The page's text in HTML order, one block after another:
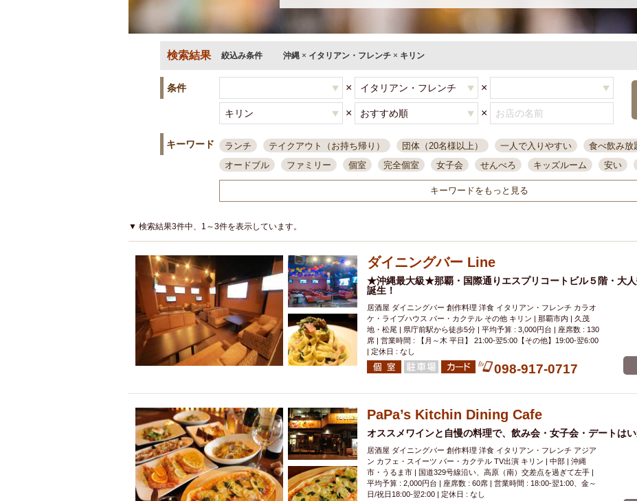
検索結果 絞込み条件 沖縄 × イタリアン・フレンチ × キリン
条件 × ×
× ×
キーワード ランチ テイクアウト（お持ち帰り） 団体（20名様以上） 一人で入りやすい 食べ飲み放
オードブル
ファミリー 個室 完全個室 女子会 せんべろ キッズルーム 安い
一人飲み 誕生日 大人数
接待・会食
ちょい飲み コスパ最高 肉料理 模合 インスタ映え 座敷席 記念日
結婚式二次会
夜10時以降入店可
県産魚 焼鳥 忘年会コース レモンサワー 観光客に人気 大部屋
大部屋20名 落ち着いた空間 4000円台コース 合コン
カード可
厳選日本酒 鮮魚 大衆酒場 ノンアルコールビール ウィスキー テレビ
3000円台コース
ピザ 焼酎
アサヒスーパードライ
県庁前駅周辺 大部屋40名 旭橋駅周辺 沖縄料理 スイーツ
大部屋50名以上～
オリオン 海ぶどう パスタ 民謡・生演奏 気軽に一杯
店内全面
ハッピーアワー
アグー豚 プレミアムモルツ
肉の日 おもろまち駅周辺 オープンテラス マトン・ラム肉
キリン一番搾り
エビ カレー チャージ無し 牡蠣 夜景・景色◎ 夜12時以降入店可
アレルギー対応可能
牧志駅周辺 ペット同伴 ビアガーデン チーズ
ダイエット中におススメ
沖縄そば 串揚げ バレンタイン 立ち飲み 5000円以上コース
ソファー
激辛料理 石垣牛 アヒージョ アサヒ 割烹 女性専用トイレあり
ファーストフード
スペシャルディナー ホルモン(もつ) 炭火焼 ペイディ（給料日）
スクリーン
スペインバル・イタリアンバール 食べ放題
キーワードをもっと見る
▼ 検索結果3件中、1～3件を表示しています。
ダイニングバー Line
★沖縄最大級★那覇・国際通りエスプリコートビル５階・大
誕生！
居酒屋 ダイニングバー 創作料理 洋食 イタリアン・フレンチ カラオ
ケ・ライブハウス バー・カクテル その他 キリン | 那覇市内 | 久茂
地・松尾 | 県庁前駅から徒歩5分 | 平均予算 : 3,000円台 | 座席数 : 130
席 | 営業時間 : 【月～木 平日】 21:00-翌5:00【その他】19:00-翌6:00
| 定休日 : なし
098-917-0717
PaPa’s Kitchin Dining Cafe
オススメワインと自慢の料理で、飲み会・女子会・デートは
居酒屋 ダイニングバー 創作料理 洋食 イタリアン・フレンチ アジア
ン カフェ・スイーツ バー・カクテル TV出演 キリン | 中部 | 沖縄
市・うるま市 | 国道329号線沿い、高原（南）交差点を過ぎて左手 |
平均予算 : 2,000円台 | 座席数 : 60席 | 営業時間 : 18:00‐翌1:00、金～
日/祝日18:00-翌2:00 | 定休日 : なし